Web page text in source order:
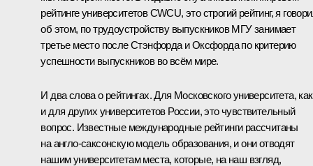
рейтинге университетов CWCU, это строгий рейтинг, я
об этом, по трудоустройству выпускников МГУ занимает
третье место после Стэнфорда и Оксфорда по критерию
успешности выпускников во всём мире.
И два слова о рейтингах. Для Московского университета, как
и для других университетов России, это чувствительный
вопрос. Известные международные рейтинги рассчитаны
на англо-саксонскую модель образования, и они отводят
нашим университетам места, которые, на наш взгляд,